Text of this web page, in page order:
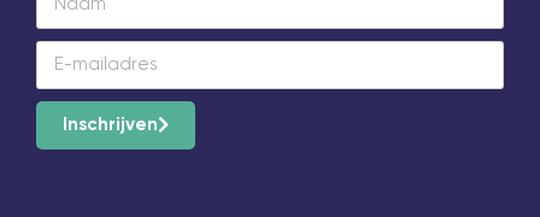
Inschrijven